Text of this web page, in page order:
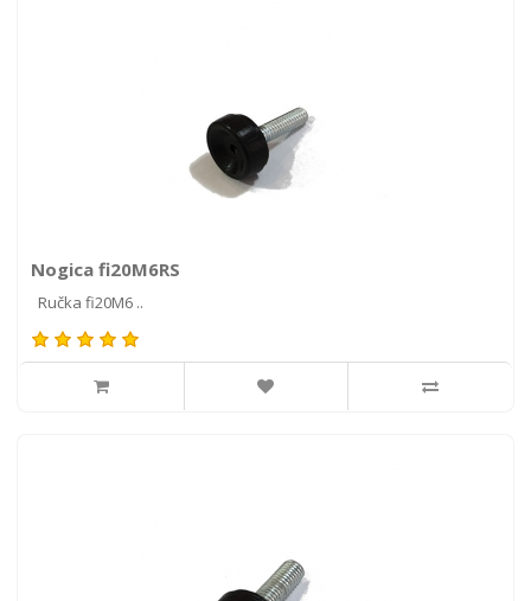
Nogica fi20M6RS
Ručka fi20M6 ..